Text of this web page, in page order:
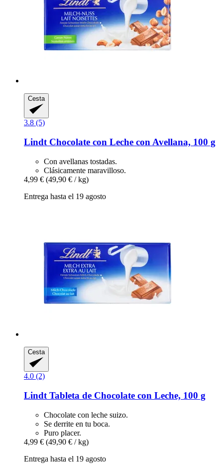
Cesta
3.8 (5)
Lindt Chocolate con Leche con Avellana, 100 g
Con avellanas tostadas.
Clásicamente maravilloso.
4,99 € (49,90 € / kg)
Entrega hasta el 19 agosto
Cesta
4.0 (2)
Lindt Tableta de Chocolate con Leche, 100 g
Chocolate con leche suizo.
Se derrite en tu boca.
Puro placer.
4,99 € (49,90 € / kg)
Entrega hasta el 19 agosto